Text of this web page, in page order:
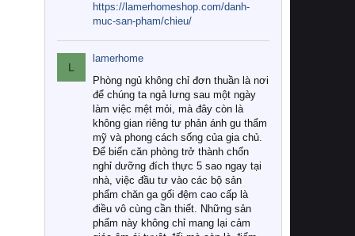
https://lamerhomeshop.com/danh-
muc-san-pham/chieu/
L
lamerhome
Phòng ngủ không chỉ đơn thuần là nơi
để chúng ta ngả lưng sau một ngày
làm việc mệt mỏi, mà đây còn là
không gian riêng tư phản ánh gu thẩm
mỹ và phong cách sống của gia chủ.
Để biến căn phòng trở thành chốn
nghỉ dưỡng đích thực 5 sao ngay tại
nhà, việc đầu tư vào các bộ sản
phẩm chăn ga gối đệm cao cấp là
điều vô cùng cần thiết. Những sản
phẩm này không chỉ mang lại cảm